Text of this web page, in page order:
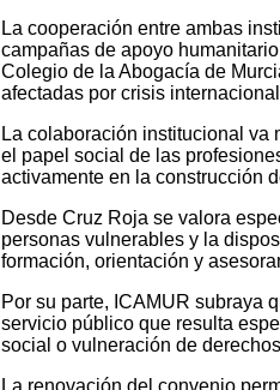
La cooperación entre ambas
campañas de apoyo
Colegio de la Abogacía de
afectadas por crisis
La colaboración institucional va
el papel social de las
activamente en la construcción
Desde Cruz Roja se valora
personas vulnerables y la
formación, orientación y
Por su parte, ICAMUR subraya
servicio público que resulta
social o vulneración de